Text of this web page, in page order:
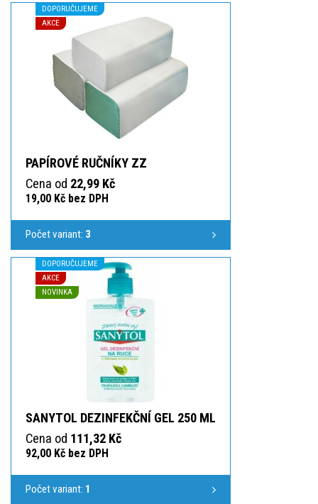
DOPORUČUJEME
AKCE
PAPÍROVÉ RUČNÍKY ZZ
Cena od 22,99 Kč
19,00 Kč bez DPH
Počet variant: 3
DOPORUČUJEME
AKCE
NOVINKA
SANYTOL DEZINFEKČNÍ GEL 250 ML
Cena od 111,32 Kč
92,00 Kč bez DPH
Počet variant: 1